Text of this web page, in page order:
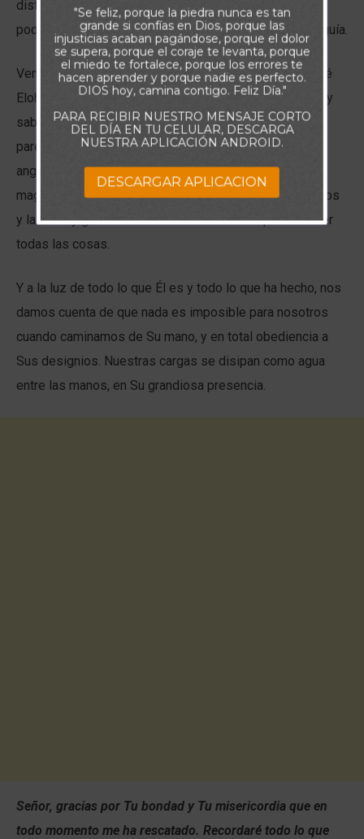
distinguir mejor las formas en que desea hablarnos y
podemos discernir con mayor claridad, Su consuelo y guía.
Vemos Su grandeza, Su gracia y Su bondad. Él es Yahvé
Elohim, el Señor nuestro Dios, eterno, infinito en poder y
sabiduría, y absoluto en fidelidad. Los problemas que
parecen gigantescas montañas de desesperanza y
angustia se reducen a nada en comparación con la
magnificencia de Su soberanía. Aquel que creó los cielos
y la tierra y gobierna sobre toda la creación puede hacer
todas las cosas.
Y a la luz de todo lo que Él es y todo lo que ha hecho, nos
damos cuenta de que nada es imposible para nosotros
cuando caminamos de Su mano, y en total obediencia a
Sus designios. Nuestras cargas se disipan como agua
entre las manos, en Su grandiosa presencia.
Señor, gracias por Tu bondad y Tu misericordia que en
todo momento me ha rescatado. Recordaré todo lo que
"Se feliz, porque la piedra nunca es tan
grande si confías en Dios, porque las
injusticias acaban pagándose, porque el dolor
se supera, porque el coraje te levanta, porque
el miedo te fortalece, porque los errores te
hacen aprender y porque nadie es perfecto.
DIOS hoy, camina contigo. Feliz Día."
PARA RECIBIR NUESTRO MENSAJE CORTO
DEL DÍA EN TU CELULAR, DESCARGA
NUESTRA APLICACIÓN ANDROID.
DESCARGAR APLICACION